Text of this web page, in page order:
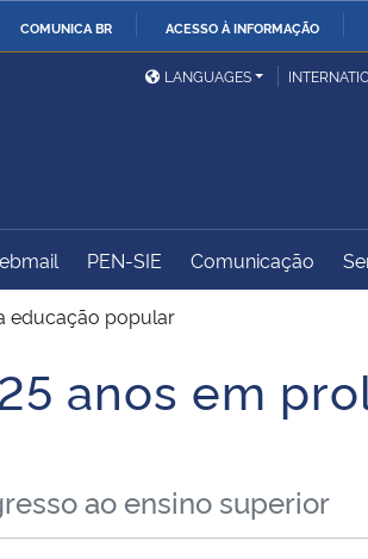
COMUNICA BR ACESSO À INFORMAÇÃO
Ministério das Relações
Exteriores
Controladoria-Geral da
União Banco Central do Brasil
LANGUAGES
PEN-SIE Comunicação
educação popular
anos em
ao ensino superior